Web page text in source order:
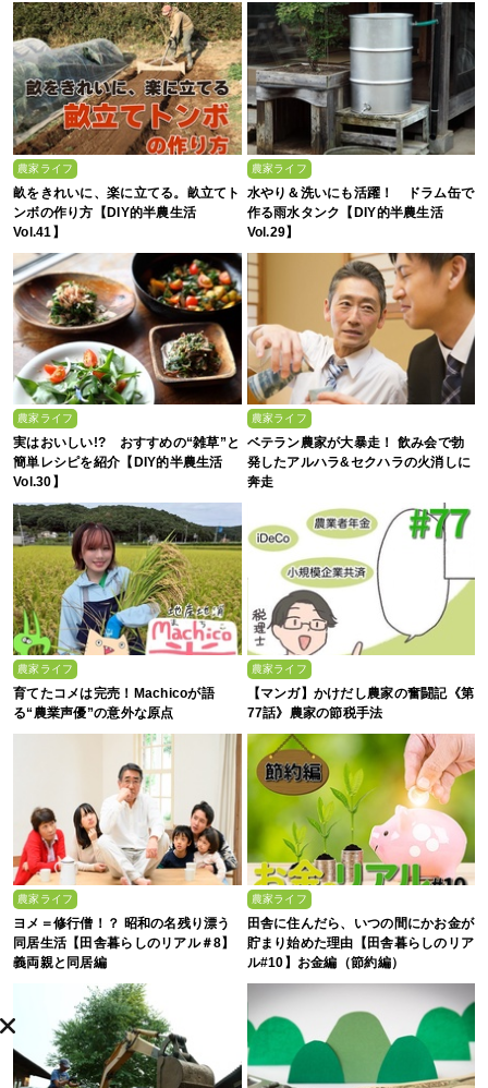
農家ライフ
畝をきれいに、楽に立てる。畝立てト
ンボの作り方【DIY的半農生活
Vol.41】
農家ライフ
水やり＆洗いにも活躍！ ドラム缶で
作る雨水タンク【DIY的半農生活
Vol.29】
農家ライフ
実はおいしい!? おすすめの“雑草”と
簡単レシピを紹介【DIY的半農生活
Vol.30】
農家ライフ
ベテラン農家が大暴走！ 飲み会で勃
発したアルハラ&セクハラの火消しに
奔走
農家ライフ
育てたコメは完売！Machicoが語
る“農業声優”の意外な原点
農家ライフ
【マンガ】かけだし農家の奮闘記《第
77話》農家の節税手法
農家ライフ
ヨメ＝修行僧！？ 昭和の名残り漂う
同居生活【田舎暮らしのリアル＃8】
義両親と同居編
農家ライフ
田舎に住んだら、いつの間にかお金が
貯まり始めた理由【田舎暮らしのリア
ル#10】お金編（節約編）